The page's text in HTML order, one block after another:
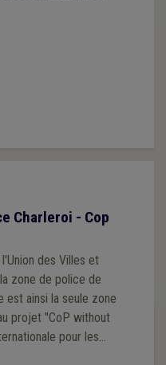
Charleroi - Cop
des Villes et
zone de police de
est ainsi la seule zone
projet "CoP without
pour les
de combattre la